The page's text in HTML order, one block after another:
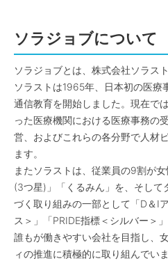
ソラジョブについて
ソラジョブとは、株式会社ソラス
ソラストは1965年、日本初の医療
通信教育を開始しました。現在で
った医療機関における医療事務の
営、およびこれらの各分野で人材
ます。
またソラストは、従業員の9割が
(3つ星)」「くるみん」を、そして
づく取り組みの一部として「D＆I
ス＞」「PRIDE指標＜シルバー＞
誰もが働きやすい会社を目指し、
ィの推進に積極的に取り組んでいま